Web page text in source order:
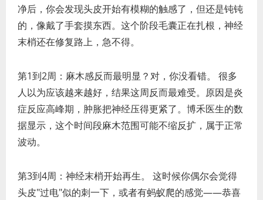
净后，你会发现头皮开始有模糊的触感了，但还是钝钝
的，像戴了手套摸东西。这个阶段毛囊正在扎根，神经
末梢还在修复路上，急不得。
第1到2周：麻木感反而最明显？对，你没看错。 很多
人以为应该越来越好，结果这周反而最难受。原因是炎
症反应高峰期，肿胀把神经压得更紧了。博禾医生的数
据显示，这个时间段麻木范围可能不缩反扩，属于正常
波动。
第3到4周：神经末梢开始再生。 这时候你偶尔会觉得
头皮"过电"似的刺一下，或者有蚂蚁爬的感觉——恭喜